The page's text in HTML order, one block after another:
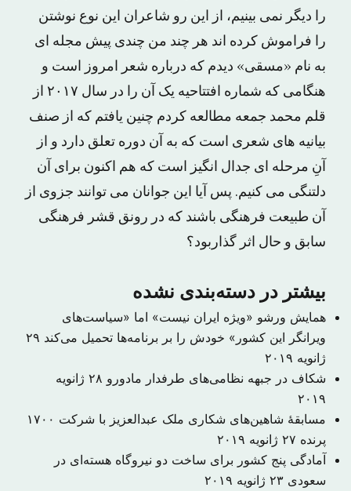
را دیگر نمی بینیم، از این رو شاعران این نوع نوشتن
را فراموش کرده اند هر چند من چندی پیش مجله ای
به نام «مسقی» دیدم که درباره شعر امروز است و
هنگامی که شماره افتتاحیه یک آن را در سال ۲۰۱۷ از
قلم محمد جمعه مطالعه کردم چنین یافتم که از صنف
بیانیه های شعری است که به آن دوره تعلق دارد و از
آنِ مرحله ای جدال انگیز است که هم اکنون برای آن
دلتنگی می کنیم. پس آیا این جوانان می توانند جزوی از
آن طبیعت فرهنگی باشند که در رونق قشر فرهنگی
سابق و حال اثر گذاربود؟
بیشتر در دسته‌بندی نشده
همایش ورشو «ویژه ایران نیست» اما «سیاست‌های
ویرانگر این کشور» خودش را بر برنامه‌ها تحمیل می‌کند ۲۹
ژانویه ۲۰۱۹
​شکاف در جبهه نظامی‌های طرفدار مادورو
۲۸ ژانویه
۲۰۱۹
مسابقهٔ شاهین‌های شکاری ملک عبدالعزیز با شرکت ۱۷۰۰
پرنده ۲۷ ژانویه ۲۰۱۹
آمادگی پنج کشور برای ساخت دو نیروگاه‌ هسته‌ای در
سعودی ۲۳ ژانویه ۲۰۱۹